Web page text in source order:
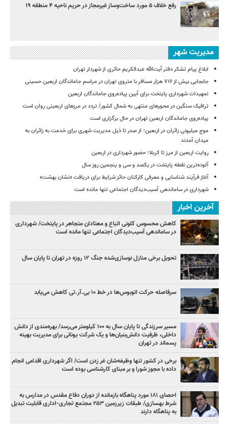
رفع خلاف ۵ مورد ساخت‌وساز غیرمجاز در حریم ناحیه ۴ منطقه ۱۹
مدیریت شهر
ابلاغ پیام تشکر دفتر آیت‌الله عبدالکریم حائری از شهردار تهران
جابجایی بیش از ۷۱۶ هزار مسافر با متروی تهران در مراسم جاماندگان اربعین حسینی
تمهیدات شهرداری پایتخت برای آیین پیاده‌روی جاماندگان اربعین
ترافیک سنگین در محورهای منتهی به شمال کشور/ تردد در مرزهای اربعینی روان است
پیاده‌روی جاماندگان اربعین تهران در حال برگزاری است
موج میلیونی زائران در اربعین؛ از صدر تا ذیل مدیریت شهری برای خدمت به زائران به
میدان آمدند
روایت اربعین از مرز تا کربلا؛ حضور شهرداری در اربعین
آلوده‌ترین نقطه پایتخت در یکصد و سی‌ و پنجمین روز سال
آغاز فرآیند شناسایی و معرفی کارکنان حائز شرایط برای دریافت «نشان بهشت»
شهرداری در ساماندهی آسیب‌دیدگان اجتماعی تنها مانده است
آخرین اخبار
کاهش محسوس کلونی اتباع و معتادان متجاهر در پایتخت/ شهرداری
در ساماندهی آسیب‌دیدگان اجتماعی تنها مانده است
تحویل برخی منازل نوسازی‌شده جنگ ۱۲ روزه در تهران تا پایان سال
سرفاصله حرکت اتوبوس‌ها در خط ۱۰ بی‌.آر.تی کاهش می‌یابد
مسیر سرزندگی تا پایان سال به ۱۰۰ کیلومتر می‌رسد/ بهره‌مندی از دانش
داخلی، ظرفیت دانش‌بنیان‌ها و یک شرکت یونانی برای مدیریت بهینه
پسماند در تهران
برخی در کشور تنها وظیفه‌شان غر زدن است/ اگر شهرداری اقدامی انجام
داده با مجوز شورا و بر مبنای کارشناسی بوده است
احصای ۱۸۱ مورد پناهگاه بازمانده از دوران دفاع مقدس در مدارس به
شرط بهسازی/ طبقات زیرزمین ۲۵۳ مجتمع تجاری-اداری قابلیت تبدیل
به پناهگاه دارند